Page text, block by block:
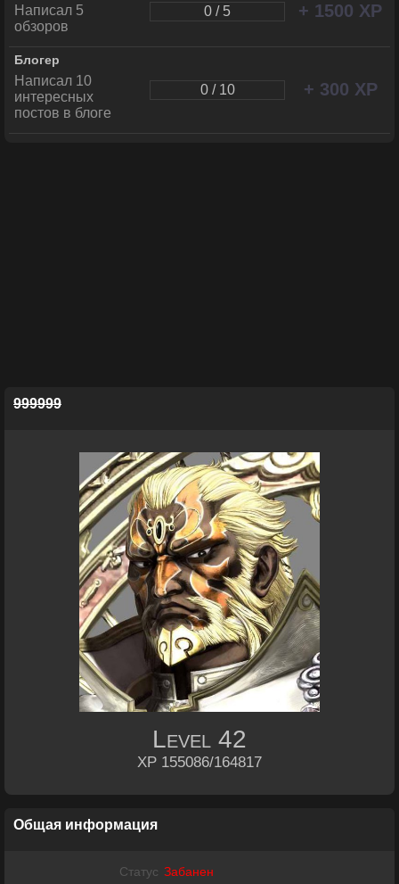
Написал 5
обзоров
0 / 5 + 1500 XP
Блогер
Написал 10
интересных
постов в блоге
0 / 10 + 300 XP
999999
Level 42
XP 155086/164817
Общая информация
Статус Забанен